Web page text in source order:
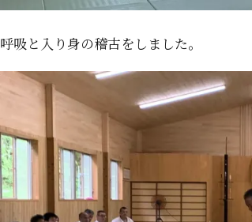
呼吸と入り身の稽古をしました。